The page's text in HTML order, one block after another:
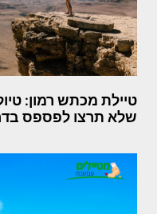
טיילת מכתש רמון:
שלא תרצו לפספס